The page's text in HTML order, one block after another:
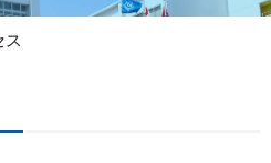
ス